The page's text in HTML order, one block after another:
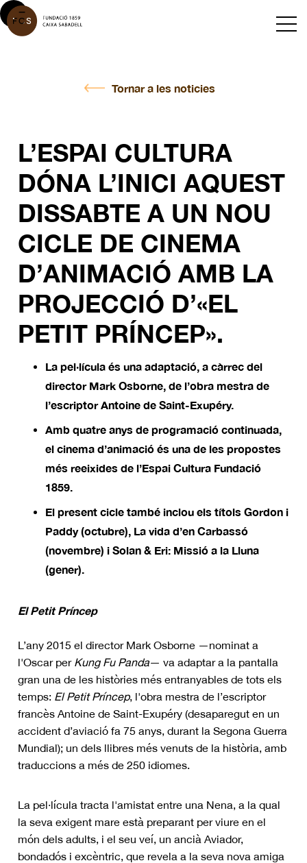
Tornar a les noticies
L’ESPAI CULTURA
DÓNA L’INICI AQUEST
DISSABTE A UN NOU
CICLE DE CINEMA
D’ANIMACIÓ AMB LA
PROJECCIÓ D’«EL
PETIT PRÍNCEP».
La pel·lícula és una adaptació, a càrrec del
director Mark Osborne, de l’obra mestra de
l’escriptor Antoine de Saint-Exupéry.
Amb quatre anys de programació continuada,
el cinema d’animació és una de les propostes
més reeixides de l’Espai Cultura Fundació
1859.
El present cicle també inclou els títols Gordon i
Paddy (octubre), La vida d’en Carbassó
(novembre) i Solan & Eri: Missió a la Lluna
(gener).
El Petit Príncep
L’any 2015 el director Mark Osborne —nominat a
l'Oscar per Kung Fu Panda— va adaptar a la pantalla
gran una de les històries més entranyables de tots els
temps: El Petit Príncep, l'obra mestra de l’escriptor
francès Antoine de Saint-Exupéry (desaparegut en un
accident d’aviació fa 75 anys, durant la Segona Guerra
Mundial); un dels llibres més venuts de la història, amb
traduccions a més de 250 idiomes.
La pel·lícula tracta l'amistat entre una Nena, a la qual
la seva exigent mare està preparant per viure en el
món dels adults, i el seu veí, un ancià Aviador,
bondadós i excèntric, que revela a la seva nova amiga